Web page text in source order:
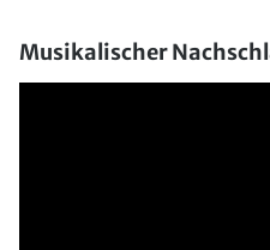
Musikalischer